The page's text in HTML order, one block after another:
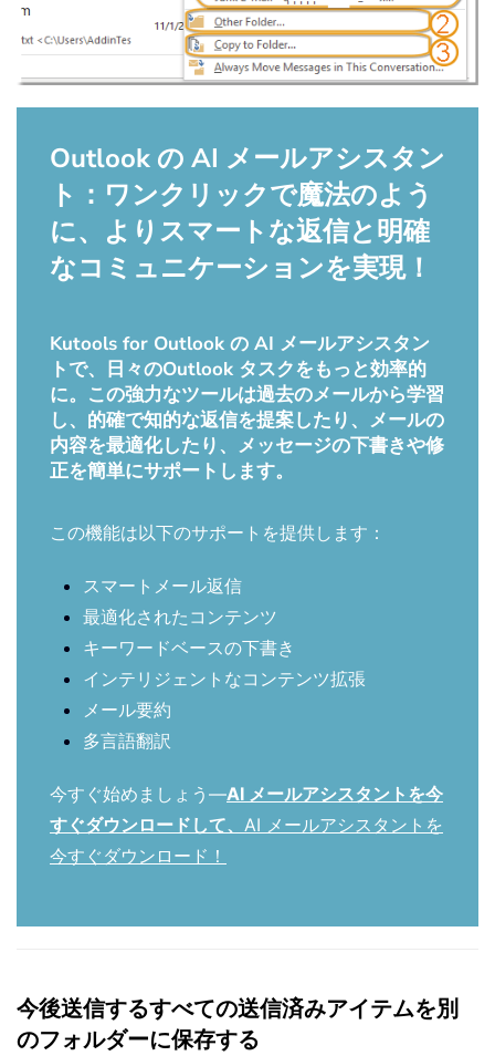
Outlook の AI メールアシスタン
ト：ワンクリックで魔法のよう
に、よりスマートな返信と明確
なコミュニケーションを実現！
Kutools for Outlook の AI メールアシスタン
トで、日々のOutlook タスクをもっと効率的
に。この強力なツールは過去のメールから学習
し、的確で知的な返信を提案したり、メールの
内容を最適化したり、メッセージの下書きや修
正を簡単にサポートします。
この機能は以下のサポートを提供します：
スマートメール返信
最適化されたコンテンツ
キーワードベースの下書き
インテリジェントなコンテンツ拡張
メール要約
多言語翻訳
今すぐ始めましょう—AI メールアシスタントを今
すぐダウンロードして、 AI メールアシスタントを
今すぐダウンロード！
今後送信するすべての送信済みアイテムを別
のフォルダーに保存する